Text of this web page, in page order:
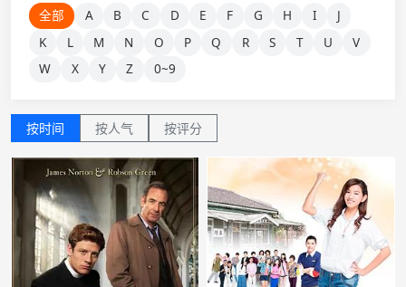
全部
A B C D E F G H I
J
K
L M N O P Q R S T U
V
W
X Y Z 0~9
按时间 按人气 按评分